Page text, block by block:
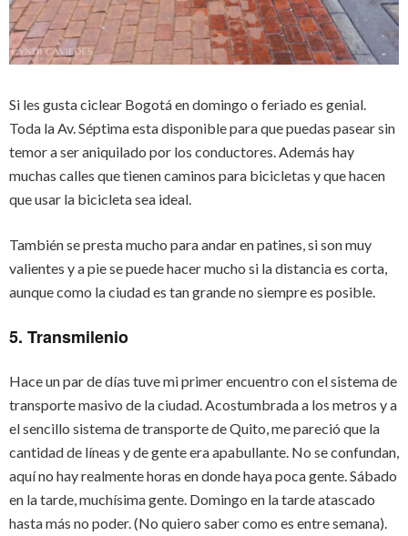
Si les gusta ciclear Bogotá en domingo o feriado es genial.
Toda la Av. Séptima esta disponible para que puedas pasear sin
temor a ser aniquilado por los conductores. Además hay
muchas calles que tienen caminos para bicicletas y que hacen
que usar la bicicleta sea ideal.
También se presta mucho para andar en patines, si son muy
valientes y a pie se puede hacer mucho si la distancia es corta,
aunque como la ciudad es tan grande no siempre es posible.
5. Transmilenio
Hace un par de días tuve mi primer encuentro con el sistema de
transporte masivo de la ciudad. Acostumbrada a los metros y a
el sencillo sistema de transporte de Quito, me pareció que la
cantidad de líneas y de gente era apabullante. No se confundan,
aquí no hay realmente horas en donde haya poca gente. Sábado
en la tarde, muchísima gente. Domingo en la tarde atascado
hasta más no poder. (No quiero saber como es entre semana).